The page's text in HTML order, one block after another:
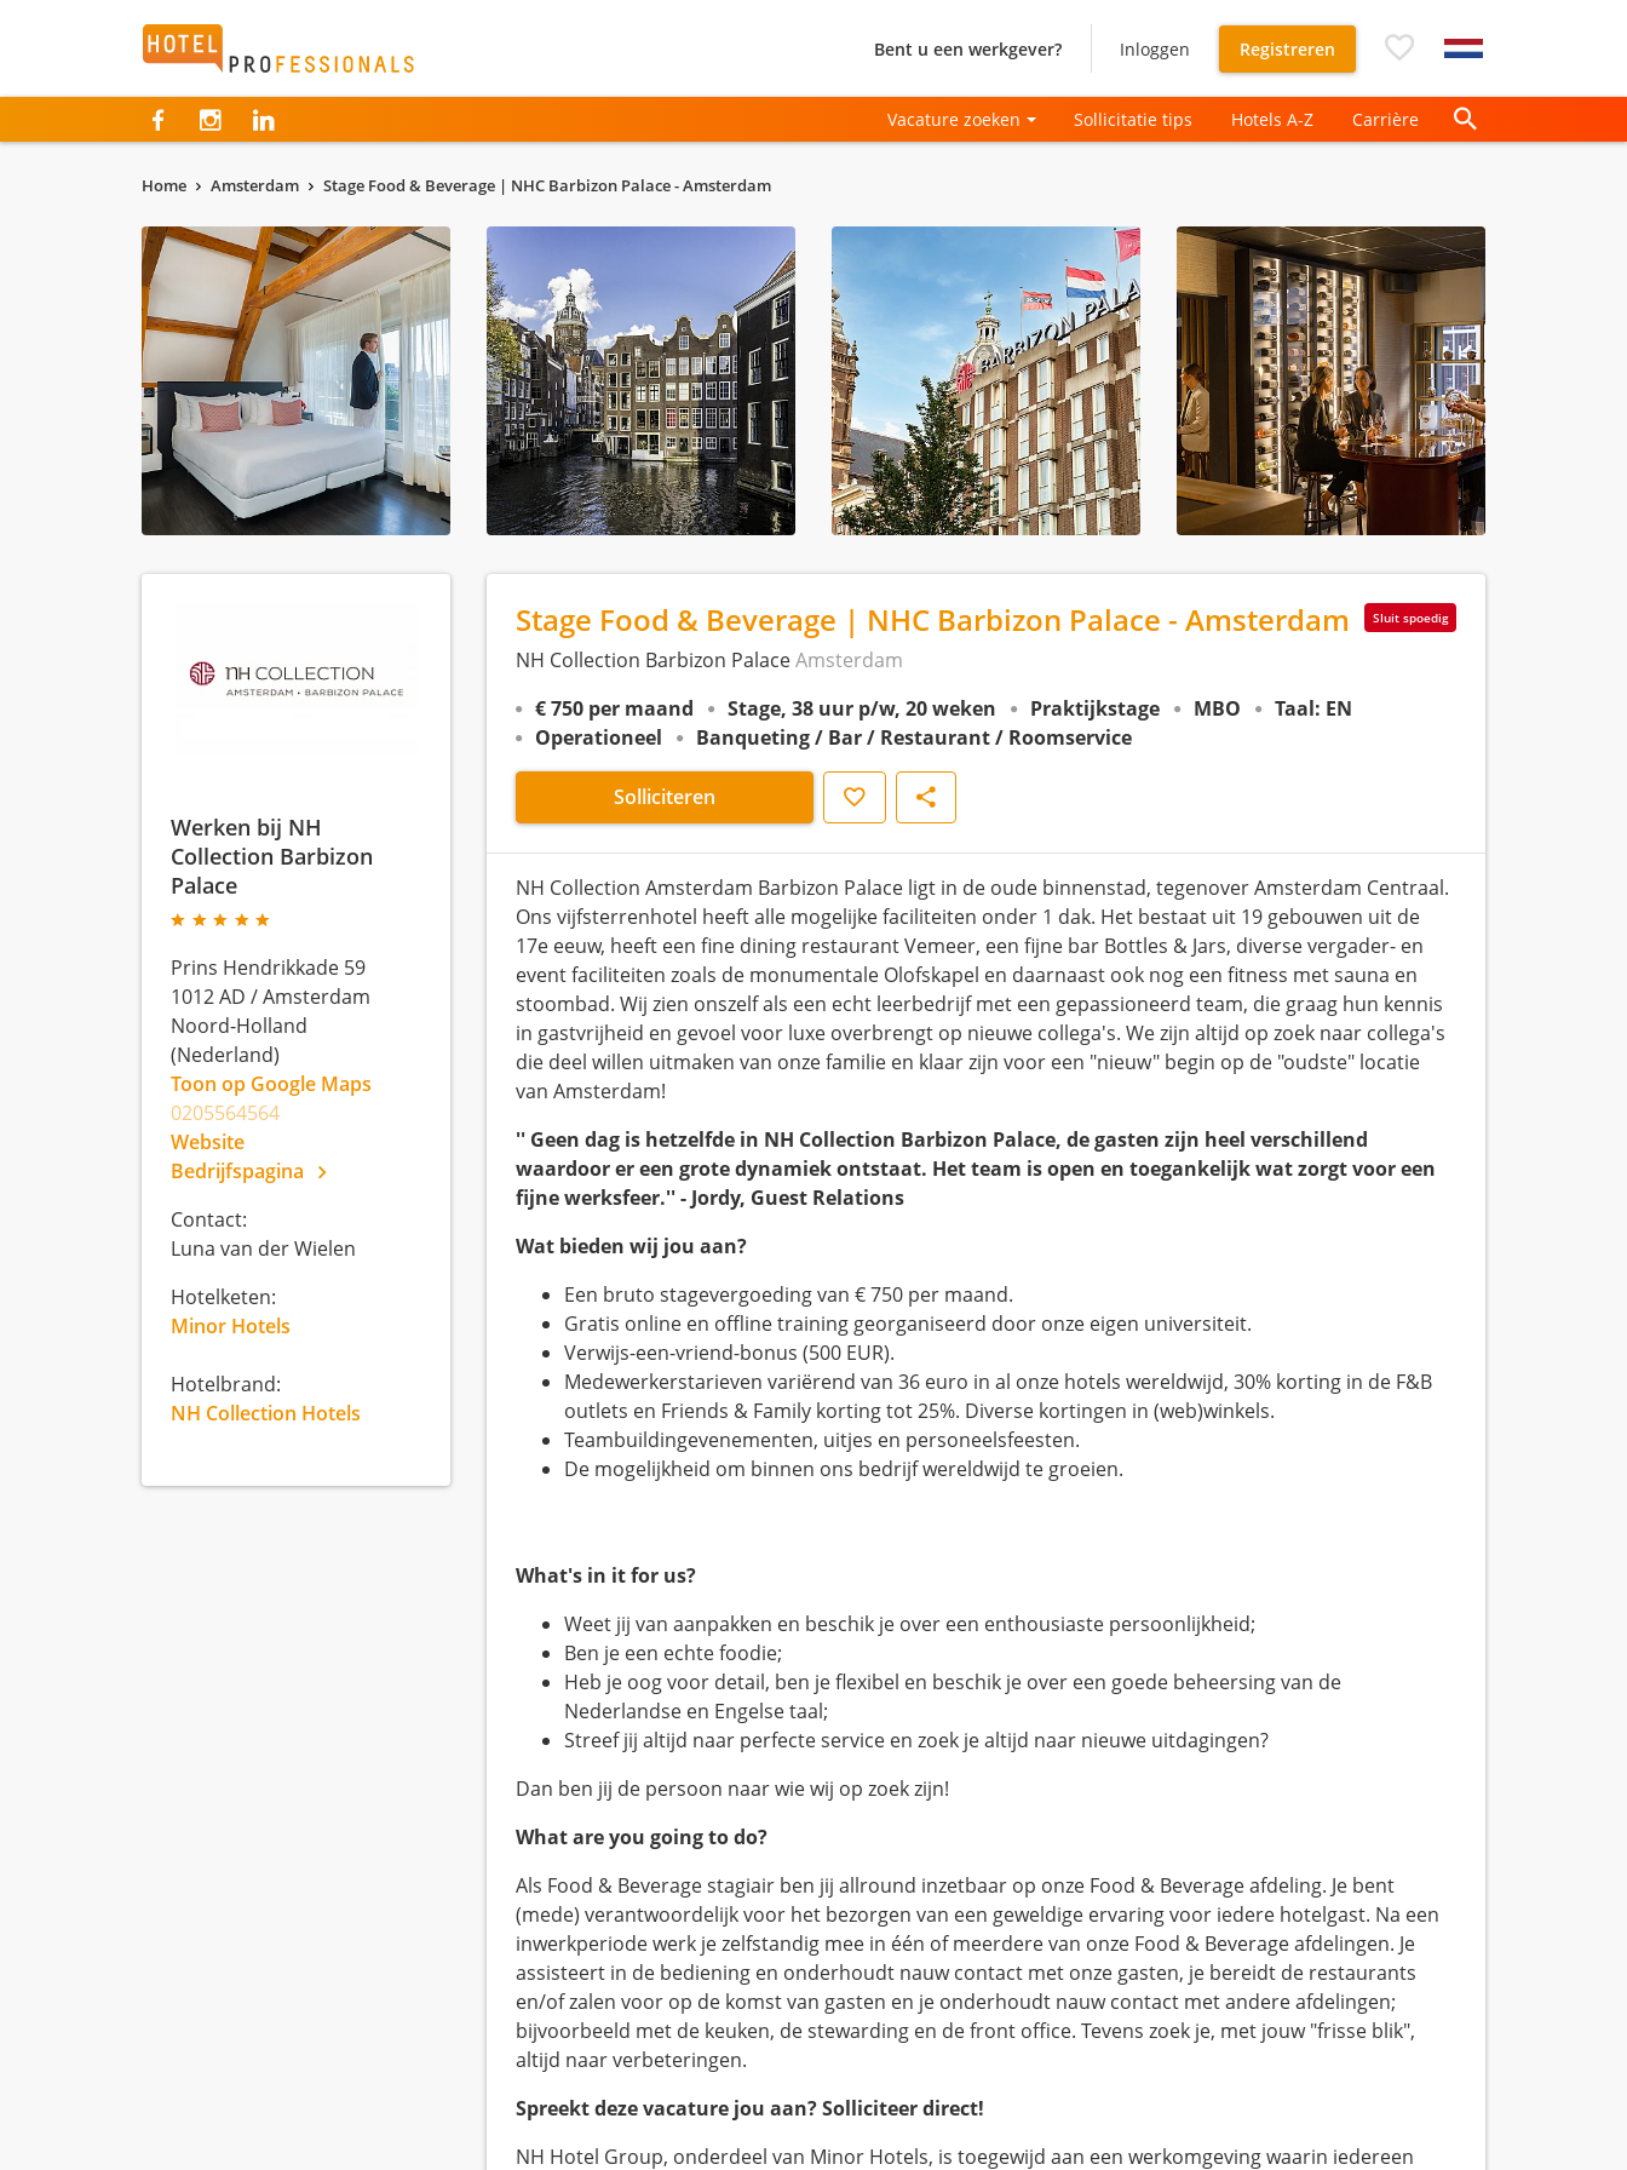
Hotelprofessionals Bent u een werkgever? Inloggen Registreren
Vacature zoeken Sollicitatie tips Hotels A-Z Carrière
Home Amsterdam Stage Food & Beverage | NHC Barbizon Palace - Amsterdam
Sluit spoedig
Stage Food & Beverage | NHC Barbizon Palace - Amsterdam
NH Collection Barbizon PalaceAmsterdam
€ 750 per maand
Stage, 38 uur p/w, 20 weken Praktijkstage MBO
Taal: EN
Operationeel
Banqueting / Bar / Restaurant / Roomservice
Solliciteren Opslaan Delen
NH Collection Amsterdam Barbizon Palace ligt in de oude binnenstad, tegenover Amsterdam Centraal.
Ons vijfsterrenhotel heeft alle mogelijke faciliteiten onder 1 dak. Het bestaat uit 19 gebouwen uit de
17e eeuw, heeft een fine dining restaurant Vemeer, een fijne bar Bottles & Jars, diverse vergader- en
event faciliteiten zoals de monumentale Olofskapel en daarnaast ook nog een fitness met sauna en
stoombad. Wij zien onszelf als een echt leerbedrijf met een gepassioneerd team, die graag hun kennis
in gastvrijheid en gevoel voor luxe overbrengt op nieuwe collega's. We zijn altijd op zoek naar collega's
die deel willen uitmaken van onze familie en klaar zijn voor een "nieuw" begin op de "oudste" locatie
van Amsterdam!
'' Geen dag is hetzelfde in NH Collection Barbizon Palace, de gasten zijn heel verschillend
waardoor er een grote dynamiek ontstaat. Het team is open en toegankelijk wat zorgt voor een
fijne werksfeer.'' - Jordy, Guest Relations
Wat bieden wij jou aan?
Een bruto stagevergoeding van € 750 per maand.
Gratis online en offline training georganiseerd door onze eigen universiteit.
Verwijs-een-vriend-bonus (500 EUR).
Medewerkerstarieven variërend van 36 euro in al onze hotels wereldwijd, 30% korting in de F&B
outlets en Friends & Family korting tot 25%. Diverse kortingen in (web)winkels.
Teambuildingevenementen, uitjes en personeelsfeesten.
De mogelijkheid om binnen ons bedrijf wereldwijd te groeien.
What's in it for us?
Weet jij van aanpakken en beschik je over een enthousiaste persoonlijkheid;
Ben je een echte foodie;
Heb je oog voor detail, ben je flexibel en beschik je over een goede beheersing van de
Nederlandse en Engelse taal;
Streef jij altijd naar perfecte service en zoek je altijd naar nieuwe uitdagingen?
Dan ben jij de persoon naar wie wij op zoek zijn!
What are you going to do?
Als Food & Beverage stagiair ben jij allround inzetbaar op onze Food & Beverage afdeling. Je bent
(mede) verantwoordelijk voor het bezorgen van een geweldige ervaring voor iedere hotelgast. Na een
inwerkperiode werk je zelfstandig mee in één of meerdere van onze Food & Beverage afdelingen. Je
assisteert in de bediening en onderhoudt nauw contact met onze gasten, je bereidt de restaurants
en/of zalen voor op de komst van gasten en je onderhoudt nauw contact met andere afdelingen;
bijvoorbeeld met de keuken, de stewarding en de front office. Tevens zoek je, met jouw "frisse blik",
altijd naar verbeteringen.
Spreekt deze vacature jou aan? Solliciteer direct!
NH Hotel Group, onderdeel van Minor Hotels, is toegewijd aan een werkomgeving waarin iedereen
Werken bij NH
Collection Barbizon
Palace
Prins Hendrikkade 59
1012 AD /Amsterdam
Noord-Holland
(Nederland)
Toon op Google Maps
0205564564
Website
Bedrijfspagina
Contact:
Luna van der Wielen
Hotelketen:
Minor Hotels
Hotelbrand:
NH Collection Hotels